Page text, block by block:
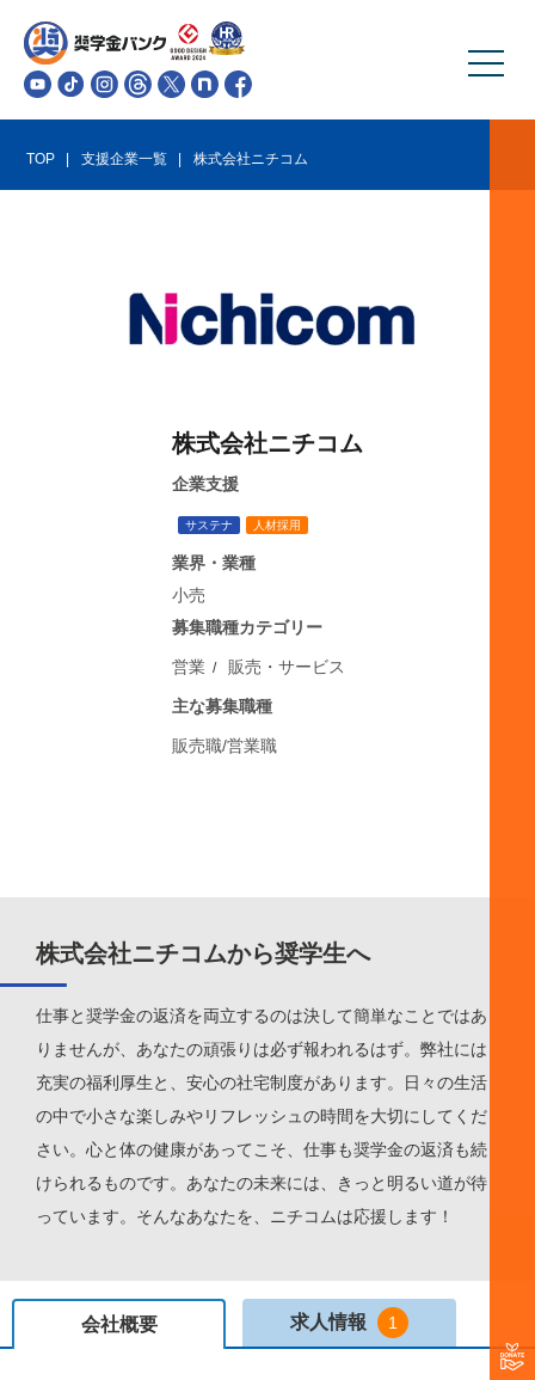
TOP 支援企業一覧 株式会社ニチコム
株式会社ニチコム
企業支援
サステナ 人材採用
業界・業種
小売
募集職種カテゴリー
営業 販売・サービス
主な募集職種
販売職/営業職
株式会社ニチコムから奨学生へ
仕事と奨学金の返済を両立するのは決して簡単なことではあ
りませんが、あなたの頑張りは必ず報われるはず。弊社には
充実の福利厚生と、安心の社宅制度があります。日々の生活
の中で小さな楽しみやリフレッシュの時間を大切にしてくだ
さい。心と体の健康があってこそ、仕事も奨学金の返済も続
けられるものです。あなたの未来には、きっと明るい道が待
っています。そんなあなたを、ニチコムは応援します！
会社概要 求人情報 1